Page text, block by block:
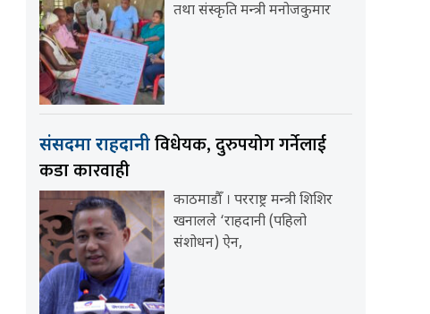
तथा संस्कृति मन्त्री मनोजकुमार
संसदमा राहदानीविधेयक, दुरुपयोग गर्नेलाई
कडा कारवाही
काठमाडौँ । परराष्ट्र मन्त्री शिशिर
खनालले ‘राहदानी (पहिलो
संशोधन) ऐन,